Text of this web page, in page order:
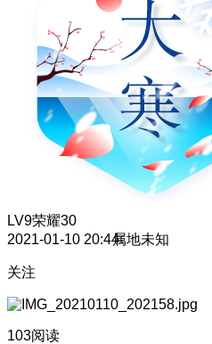
LV9荣耀30
2021-01-10 20:44属地未知
关注
103阅读